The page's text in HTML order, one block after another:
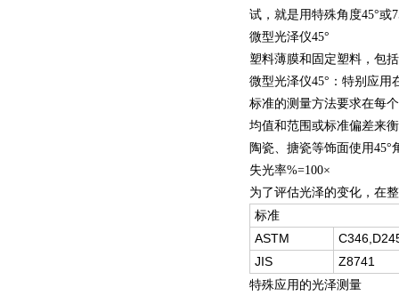
试，就是用特殊角度45°或
微型光泽仪45°
塑料薄膜和固定塑料，包
微型光泽仪45°：特别应用
标准的测量方法要求在每
均值和范围或标准偏差来
陶瓷、搪瓷等饰面使用
失光率%=100×
为了评估光泽的变化，在
标准
ASTM
JIS
Z8741
特殊应用的光泽测量